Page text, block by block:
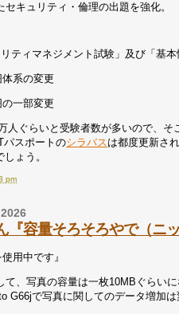
キュリティ・倫理の出題を強化。
ティマネジメント試験」及び「基
系の変更
一部変更
人ぐらいと受験者数が多いので、
パスポートのシラバスは都度更新さ
ょう。
pm
容量そろそろやで（ニッ
用中です』
、写真の容量は一枚10MBぐらい
G66jで写真に関してのデータ増加は